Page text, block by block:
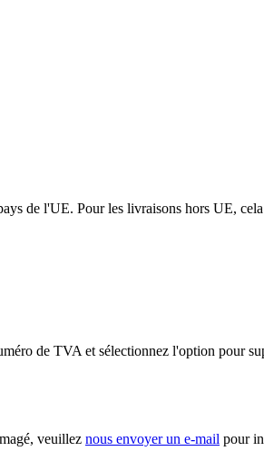
de l'UE. Pour les livraisons hors UE,
de TVA et sélectionnez l'option pour
veuillez nous envoyer un e-mail pour